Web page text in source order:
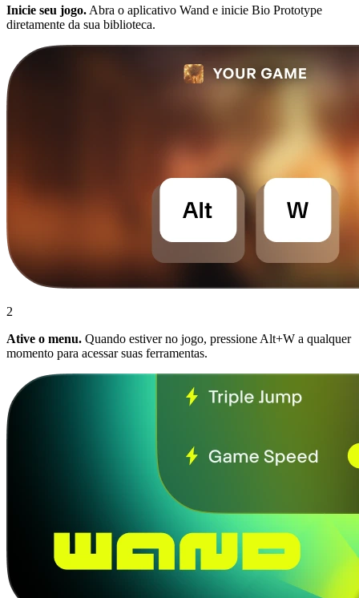
Inicie seu jogo. Abra o aplicativo Wand e inicie Bio Prototype
diretamente da sua biblioteca.
2
Ative o menu. Quando estiver no jogo, pressione Alt+W a qualquer
momento para acessar suas ferramentas.